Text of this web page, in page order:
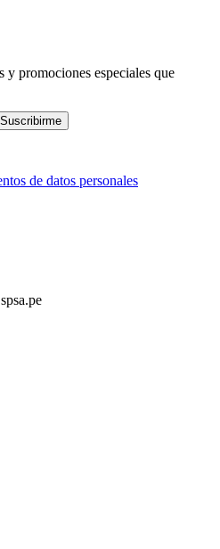
y promociones especiales que
Suscribirme
de datos personales